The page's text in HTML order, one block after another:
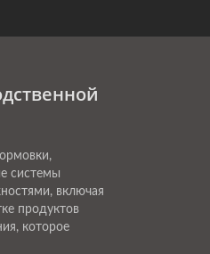
системы
включая
продуктов
которое